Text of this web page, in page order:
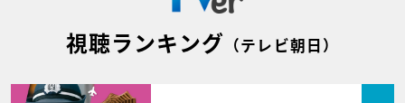
視聴ランキング （テレビ朝日）